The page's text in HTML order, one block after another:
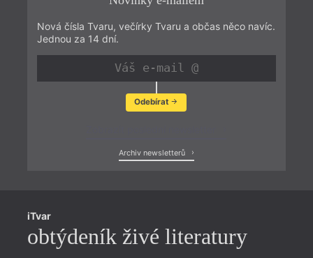
Nová čísla Tvaru, večírky Tvaru a občas něco navíc.
Jednou za 14 dní.
Odebírat
Archiv newsletterů
iTvar
obtýdeník živé literatury